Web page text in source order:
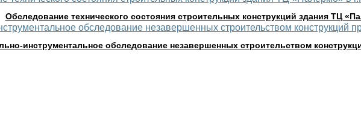
Обследование технического состояния строительных конструкций здания ТЦ
инструментальное обследование незавершенных строительством